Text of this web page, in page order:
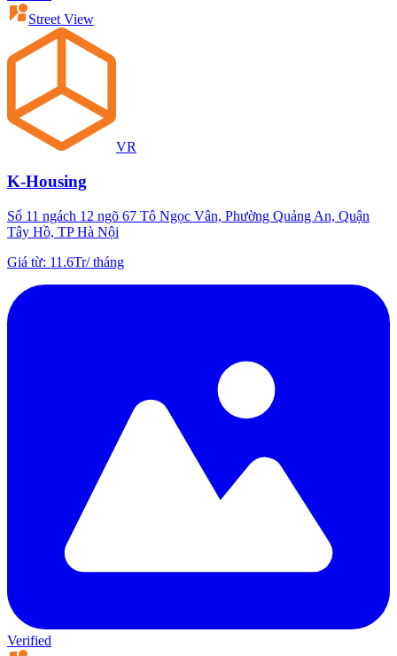
Street View
VR
K-Housing
Số 11 ngách 12 ngõ 67 Tô Ngọc Vân, Phường Quảng An, Quận
Tây Hồ, TP Hà Nội
Giá từ: 11.6Tr/tháng
Verified